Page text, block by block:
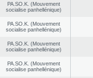
PA.SO.K. (Mouvement
socialise panhellénique)
PA.SO.K. (Mouvement
socialise panhellénique)
PA.SO.K. (Mouvement
socialise panhellénique)
PA.SO.K. (Mouvement
socialise panhellénique)